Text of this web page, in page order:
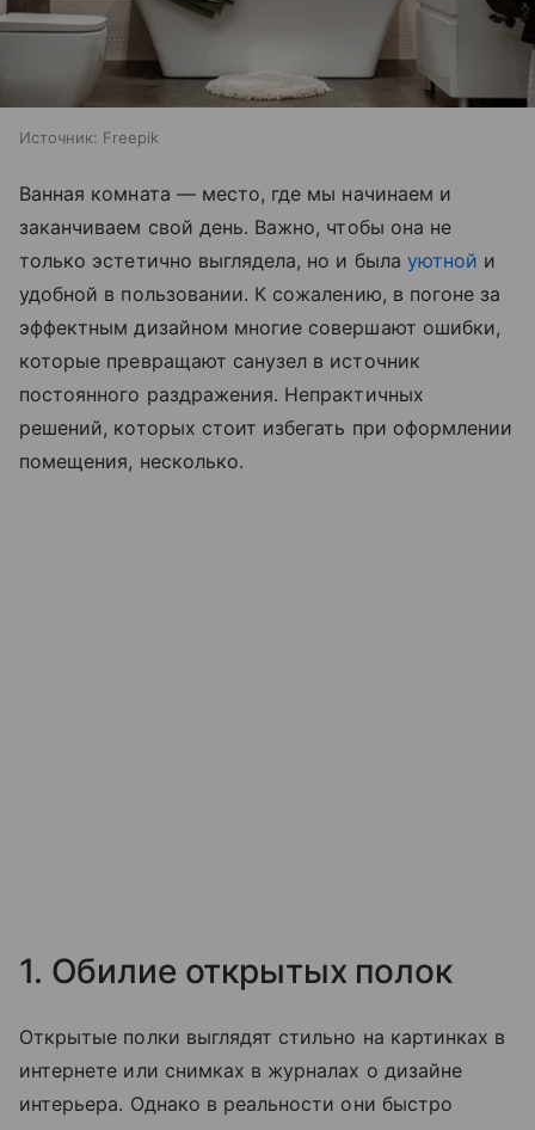
Источник: Freepik
Ванная комната — место, где мы начинаем и
заканчиваем свой день. Важно, чтобы она не
только эстетично выглядела, но и была уютной и
удобной в пользовании. К сожалению, в погоне за
эффектным дизайном многие совершают ошибки,
которые превращают санузел в источник
постоянного раздражения. Непрактичных
решений, которых стоит избегать при оформлении
помещения, несколько.
1. Обилие открытых полок
Открытые полки выглядят стильно на картинках в
интернете или снимках в журналах о дизайне
интерьера. Однако в реальности они быстро